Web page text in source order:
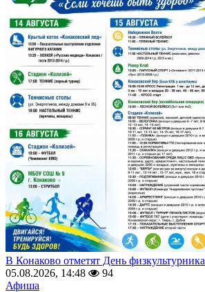
В Конаково отметят День физкультурника
05.08.2026, 14:48
94
Афиша